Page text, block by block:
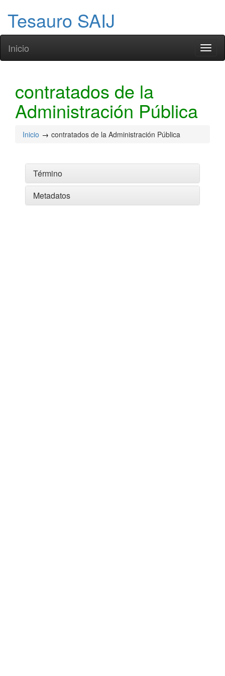
Tesauro SAIJ
Inicio
contratados de la
Administración Pública
Inicio contratados de la Administración Pública
Término
Metadatos